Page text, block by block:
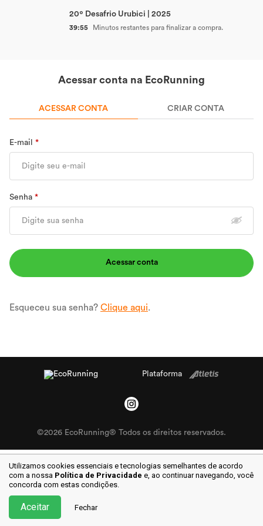
20º Desafrio Urubici | 2025
39:55 Minutos restantes para finalizar a compra.
Acessar conta na EcoRunning
ACESSAR CONTA CRIAR CONTA
E-mail
Senha
Acessar conta
Esqueceu sua senha? Clique aqui.
Utilizamos cookies essenciais e tecnologias semelhantes de acordo
com a nossa Política de Privacidade e, ao continuarnavegando, você
concorda com estas condições.
Aceitar Fechar
Plataforma
©2026 EcoRunning® Todos os direitos reservados.